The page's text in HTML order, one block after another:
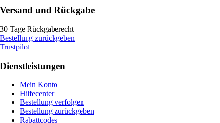
Versand und Rückgabe
30 Tage Rückgaberecht
Bestellung zurückgeben
Trustpilot
Dienstleistungen
Mein Konto
Hilfecenter
Bestellung verfolgen
Bestellung zurückgeben
Rabattcodes